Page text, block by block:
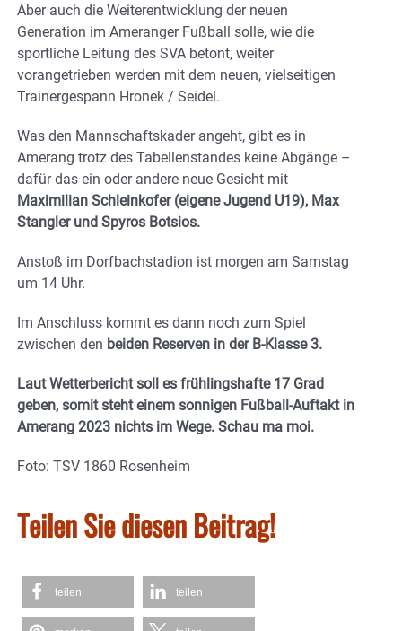
Aber auch die Weiterentwicklung der neuen
Generation im Ameranger Fußball solle, wie die
sportliche Leitung des SVA betont, weiter
vorangetrieben werden mit dem neuen, vielseitigen
Trainergespann Hronek / Seidel.
Was den Mannschaftskader angeht, gibt es in
Amerang trotz des Tabellenstandes keine Abgänge –
dafür das ein oder andere neue Gesicht mit
Maximilian Schleinkofer (eigene Jugend U19), Max
Stangler und Spyros Botsios.
Anstoß im Dorfbachstadion ist morgen am Samstag
um 14 Uhr.
Im Anschluss kommt es dann noch zum Spiel
zwischen den beiden Reserven in der B-Klasse 3.
Laut Wetterbericht soll es frühlingshafte 17 Grad
geben, somit steht einem sonnigen Fußball-Auftakt in
Amerang 2023 nichts im Wege. Schau ma moi.
Foto: TSV 1860 Rosenheim
Teilen Sie diesen Beitrag!
teilen teilen